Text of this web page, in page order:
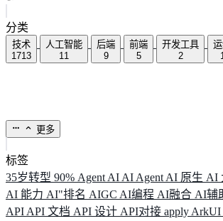
分类
技术
1713
人工智能
11
后端
9
前端
5
开发工具
2
1
更多
标签
35岁转型 90% Agent AI AI Agent AI 原生 AI
AI 能力 AI"排名 AIGC AI编程 AI融合 AI辅
API API 文档 API 设计 API对接 apply ArkUI